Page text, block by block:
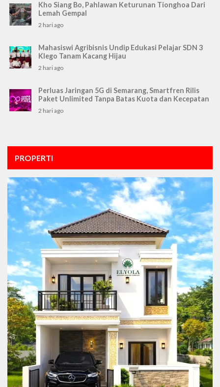
Kho Siang Bo, Pahlawan Keturunan Tionghoa Dari
Lemah Gempal
2 hari ago
Mahasiswi Agribisnis Undip Edukasi Pelajar SDN 3
Klego Tanam Kacang Hijau
2 hari ago
Perluas Jaringan 5G di Semarang, Smartfren Rilis
Paket Unlimited Tanpa Batas Kuota dan Kecepatan
2 hari ago
PROPERTI